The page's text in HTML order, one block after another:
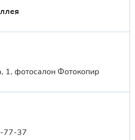
1, фотосалон Фотокопир
77-37